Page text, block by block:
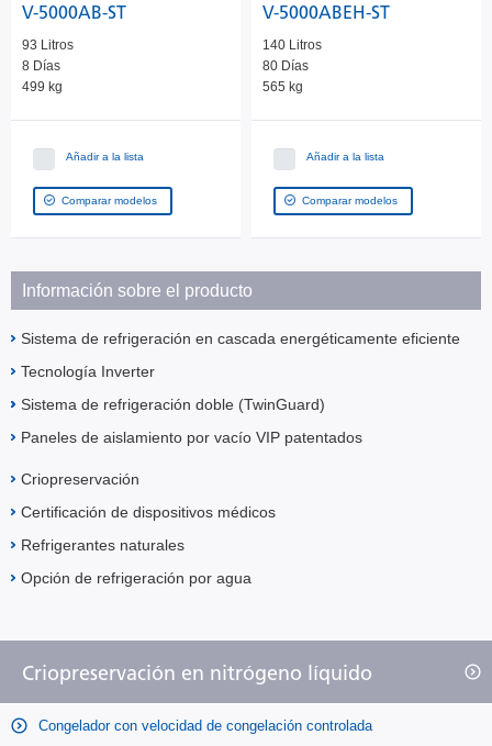
V-5000AB-ST
93 Litros
8 Días
499 kg
Añadir a la lista
Comparar modelos
V-5000ABEH-ST
140 Litros
80 Días
565 kg
Añadir a la lista
Comparar modelos
Información sobre el producto
Sistema de refrigeración en cascada energéticamente eficiente
Tecnología Inverter
Sistema de refrigeración doble (TwinGuard)
Paneles de aislamiento por vacío VIP patentados
Criopreservación
Certificación de dispositivos médicos
Refrigerantes naturales
Opción de refrigeración por agua
Criopreservación en nitrógeno líquido
Congelador con velocidad de congelación controlada